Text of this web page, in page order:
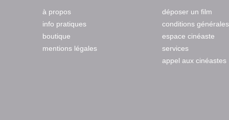
à propos
info pratiques
boutique
mentions légales
déposer un film
conditions générales
espace cinéaste
services
appel aux cinéastes